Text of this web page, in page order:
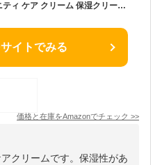
[ミキハウス] MIKIHOUSE マタニティ ケア クリーム 保湿クリーム 妊婦 ボディクリーム 日本製 バームクリーム 無香料 150ml
イトでみる
価格と在庫をAmazonでチェック >>
クリームです。保湿性があ